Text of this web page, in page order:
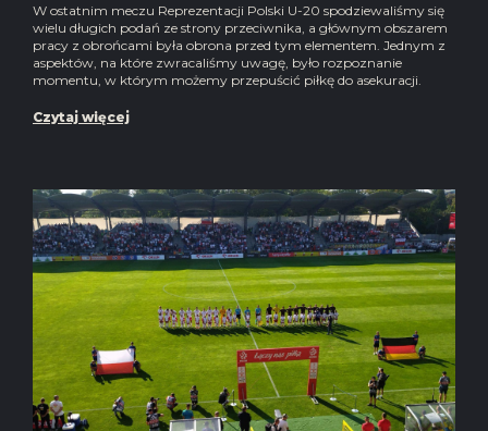
W ostatnim meczu Reprezentacji Polski U-20 spodziewaliśmy się
wielu długich podań ze strony przeciwnika, a głównym obszarem
pracy z obrońcami była obrona przed tym elementem. Jednym z
aspektów, na które zwracaliśmy uwagę, było rozpoznanie
momentu, w którym możemy przepuścić piłkę do asekuracji.
Czytaj więcej